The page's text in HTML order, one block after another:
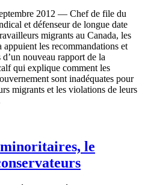
2012 — Chef de file du
et défenseurde longue date
migrants au Canada, les
appuient les recommandations et
d’un nouveau rapport de la
qui explique comment les
sont inadéquates pour
migrants et les violations de leurs
le